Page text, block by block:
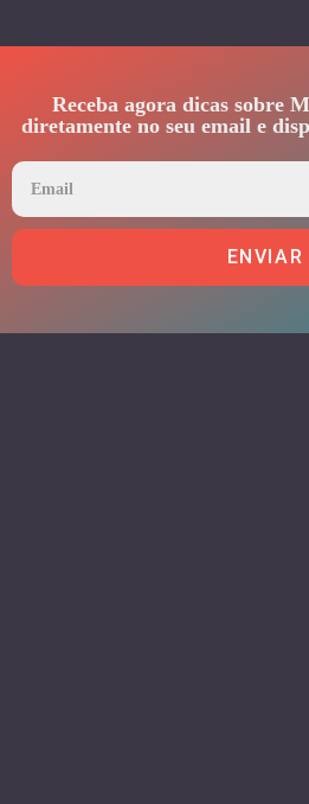
Receba agora dicas sobre
diretamente no seu email e
ENVIAR